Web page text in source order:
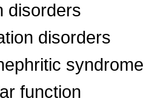
disorders
disorders
syndrome
function